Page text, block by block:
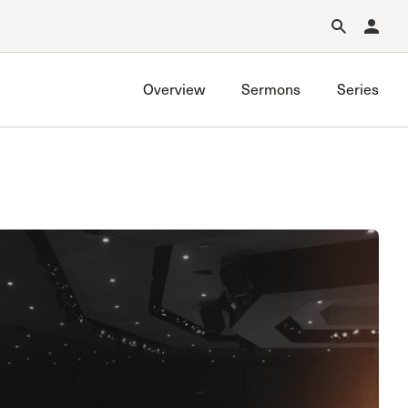
Forgot Password?
Overview Sermons Series